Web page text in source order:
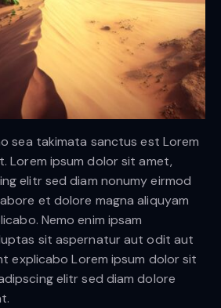
sea takimata sanctus est Lorem
Lorem ipsum dolor sit amet,
elitr sed diam nonumy eirmod
et dolore magna aliquyam
Nemo enim ipsam
sit aspernatur aut odit aut
explicabo Lorem ipsum dolor sit
elitr sed diam dolore